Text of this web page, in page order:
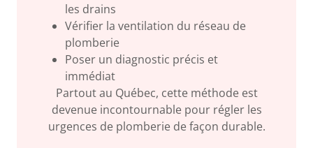
les drains
Vérifier la ventilation du réseau de
plomberie
Poser un diagnostic précis et
immédiat
Partout au Québec, cette méthode est
devenue incontournable pour régler les
urgences de plomberie de façon durable.